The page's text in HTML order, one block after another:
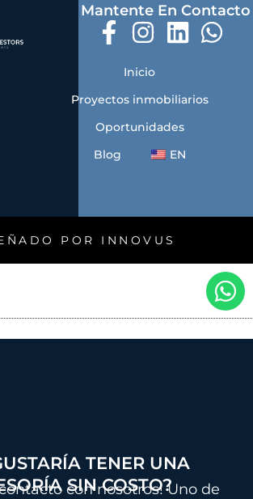
Inicio
Proyectos inmobiliarios
Oportunidades
Blog EN
Mantente En Contacto
POR INNOVUS
W
h
a
TENER UNA
SIN COSTO?
con nosotros! Uno de